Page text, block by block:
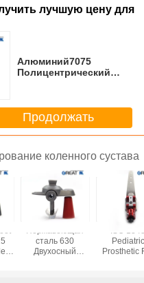
лучшую цену для
Алюминий7075
Полицентрический
Пирамидальное
Продолжать
коленного сустава
сталь 630
Двухосный
Prosthetic